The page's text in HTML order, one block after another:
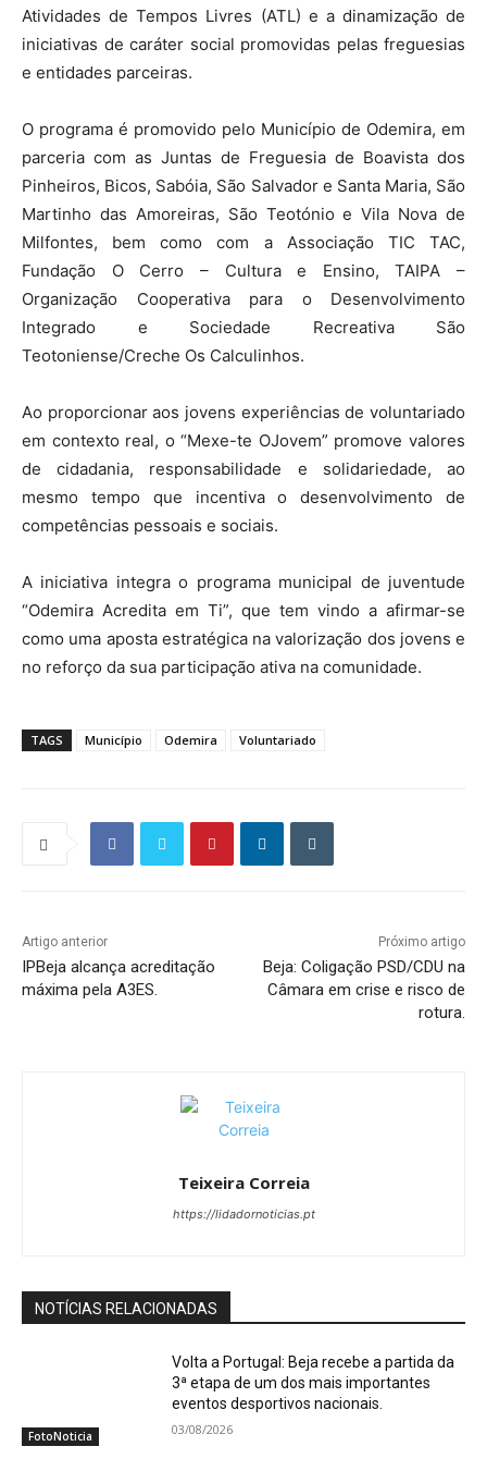
Atividades de Tempos Livres (ATL) e a dinamização de
iniciativas de caráter social promovidas pelas freguesias
e entidades parceiras.
O programa é promovido pelo Município de Odemira, em
parceria com as Juntas de Freguesia de Boavista dos
Pinheiros, Bicos, Sabóia, São Salvador e Santa Maria, São
Martinho das Amoreiras, São Teotónio e Vila Nova de
Milfontes, bem como com a Associação TIC TAC,
Fundação O Cerro – Cultura e Ensino, TAIPA –
Organização Cooperativa para o Desenvolvimento
Integrado e Sociedade Recreativa São
Teotoniense/Creche Os Calculinhos.
Ao proporcionar aos jovens experiências de voluntariado
em contexto real, o “Mexe-te OJovem” promove valores
de cidadania, responsabilidade e solidariedade, ao
mesmo tempo que incentiva o desenvolvimento de
competências pessoais e sociais.
A iniciativa integra o programa municipal de juventude
“Odemira Acredita em Ti”, que tem vindo a afirmar-se
como uma aposta estratégica na valorização dos jovens e
no reforço da sua participação ativa na comunidade.
TAGS Município Odemira Voluntariado
Artigo anterior
IPBeja alcança acreditação
máxima pela A3ES.
Próximo artigo
Beja: Coligação PSD/CDU na
Câmara em crise e risco de
rotura.
Teixeira Correia
https://lidadornoticias.pt
NOTÍCIAS RELACIONADAS
FotoNoticia
Volta a Portugal: Beja recebe a partida da
3ª etapa de um dos mais importantes
eventos desportivos nacionais.
03/08/2026